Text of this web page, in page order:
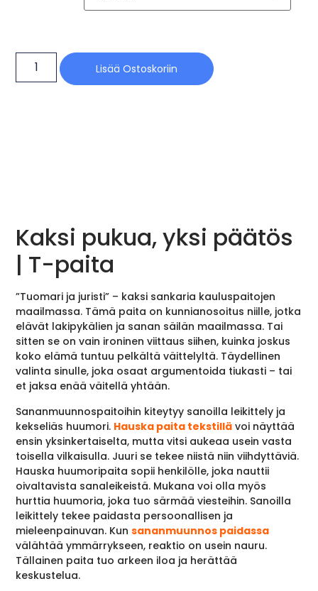
Lisää Ostoskoriin
Kaksi pukua, yksi päätös
| T-paita
”Tuomari ja juristi” – kaksi sankaria kauluspaitojen
maailmassa. Tämä paita on kunnianosoitus niille, jotka
elävät lakipykälien ja sanan säilän maailmassa. Tai
sitten se on vain ironinen viittaus siihen, kuinka joskus
koko elämä tuntuu pelkältä väittelyltä. Täydellinen
valinta sinulle, joka osaat argumentoida tiukasti – tai
et jaksa enää väitellä yhtään.
Sananmuunnospaitoihin kiteytyy sanoilla leikittely ja
kekseliäs huumori. Hauska paita tekstillä voi näyttää
ensin yksinkertaiselta, mutta vitsi aukeaa usein vasta
toisella vilkaisulla. Juuri se tekee niistä niin viihdyttäviä.
Hauska huumoripaita sopii henkilölle, joka nauttii
oivaltavista sanaleikeistä. Mukana voi olla myös
hurttia huumoria, joka tuo särmää viesteihin. Sanoilla
leikittely tekee paidasta persoonallisen ja
mieleenpainuvan. Kunsananmuunnos paidassa
välähtää ymmärrykseen, reaktio on usein nauru.
Tällainen paita tuo arkeen iloa ja herättää
keskustelua.